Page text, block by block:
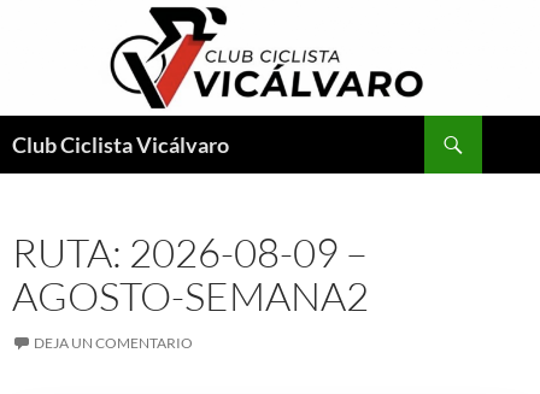
Club Ciclista Vicálvaro
RUTA: 2026-08-09 –
AGOSTO-SEMANA2
DEJA UN COMENTARIO